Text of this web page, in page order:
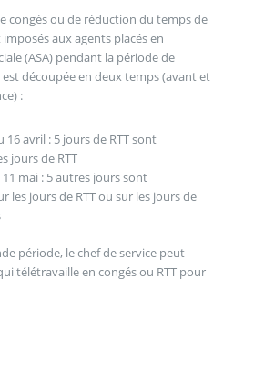
congés ou de réduction du temps de
aux agents placés en
(ASA) pendant la période de
découpée en deux temps (avant et
:
16 avril : 5 jours de RTT sont
jours de RTT
mai : 5 autres jours sont
les jours de RTT ou sur les jours de
période, le chef de service peut
télétravaille en congés ou RTT pour